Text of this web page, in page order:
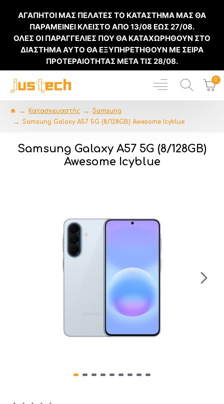
ΑΓΑΠΗΤΟΙ ΜΑΣ ΠΕΛΑΤΕΣ ΤΟ ΚΑΤΑΣΤΗΜΑ ΜΑΣ ΘΑ
ΠΑΡΑΜΕΙΝΕΙ ΚΛΕΙΣΤΟ ΑΠΟ 13/08 ΕΩΣ 27/08.
ΟΛΕΣ ΟΙ ΠΑΡΑΓΓΕΛΙΕΣ ΠΟΥ ΘΑ ΚΑΤΑΧΩΡΗΘΟΥΝ ΣΤΟ
ΔΙΑΣΤΗΜΑ ΑΥΤΟ ΘΑ ΕΞΥΠΗΡΕΤΗΘΟΥΝ ΜΕ ΣΕΙΡΑ
ΠΡΟΤΕΡΑΙΟΤΗΤΑΣ ΜΕΤΑ ΤΙΣ 28/08.
0
Κατασκευαστής
Samsung
Samsung Galaxy A57 5G (8/128GB) Awesome Icyblue
Samsung Galaxy A57 5G (8/128GB)
Awesome Icyblue